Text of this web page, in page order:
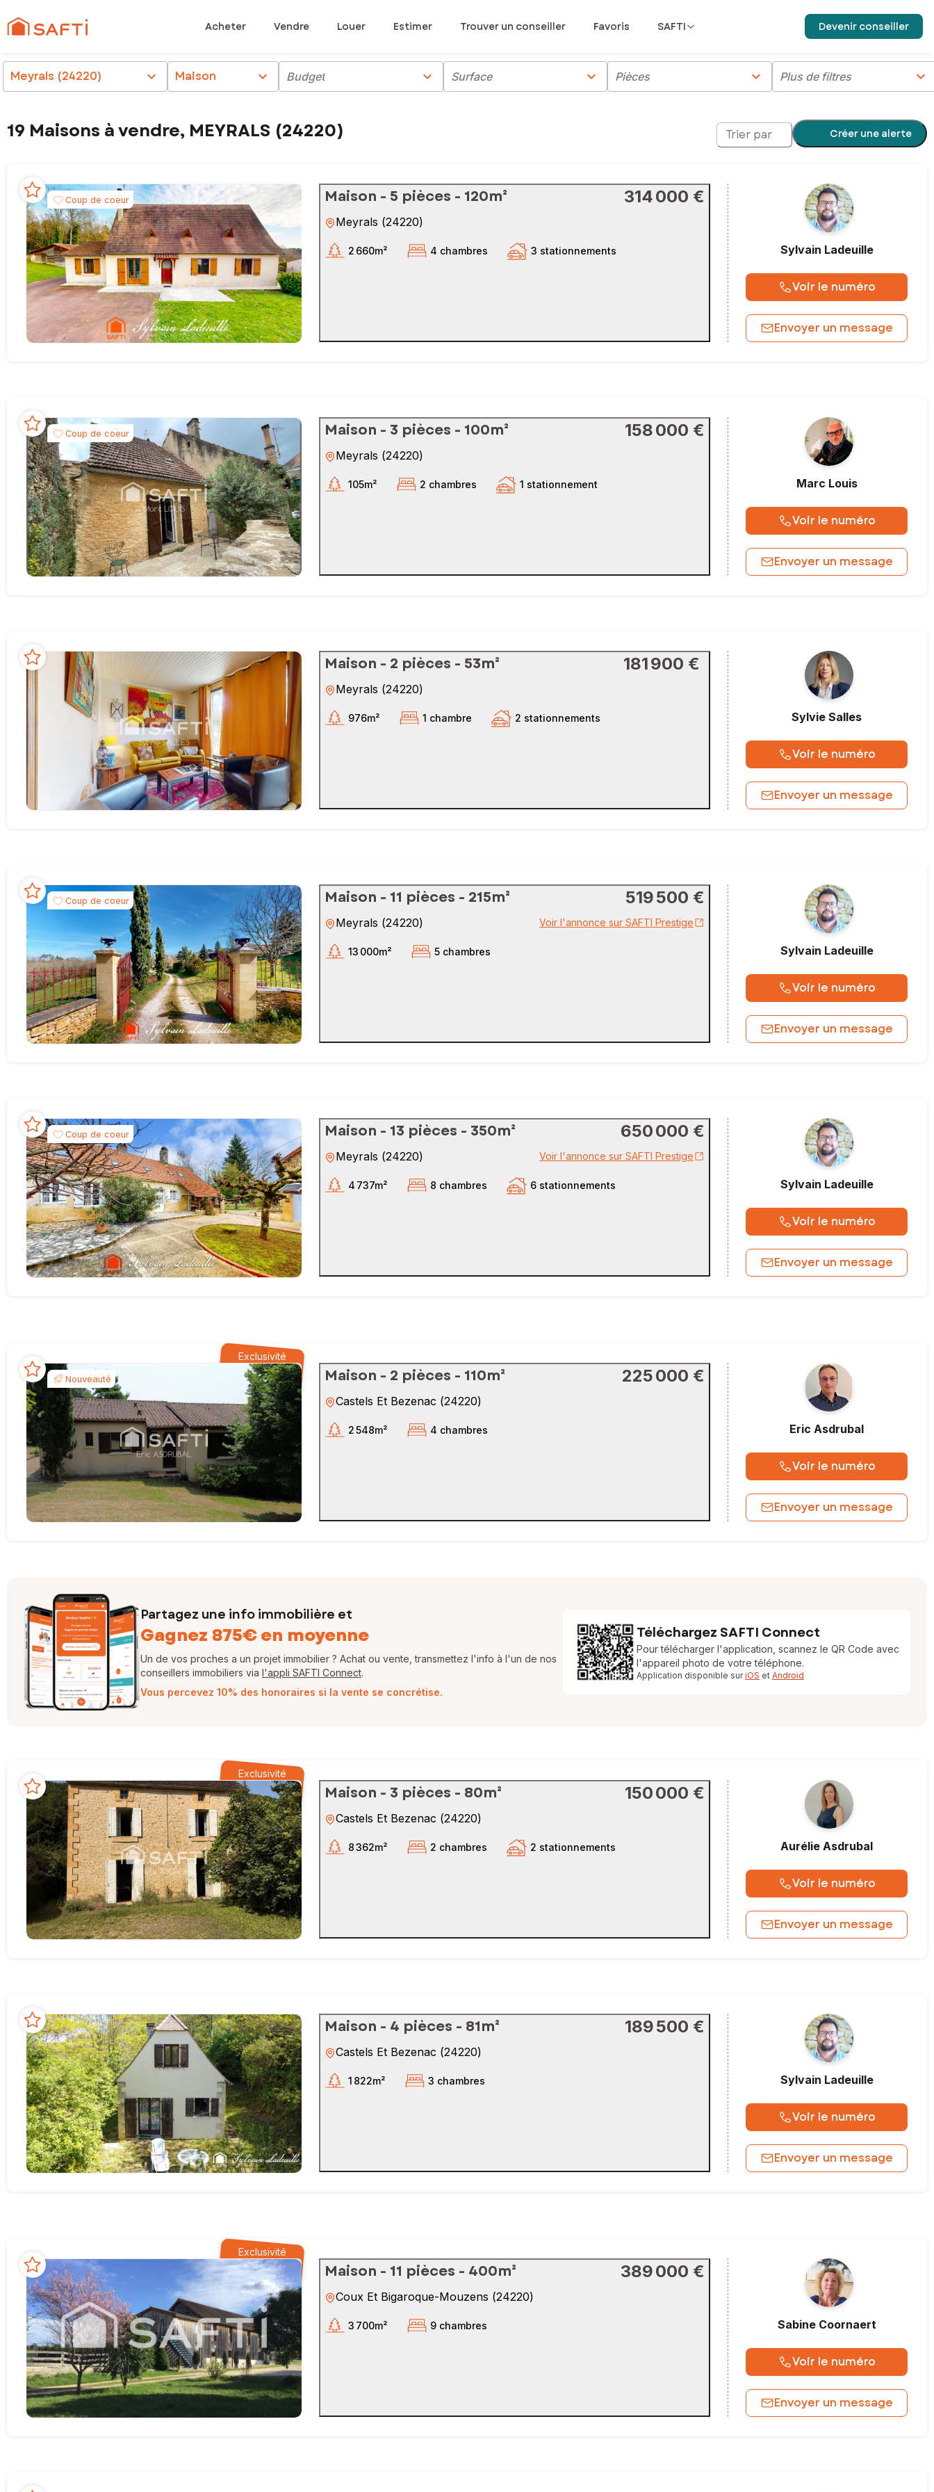
Acheter Vendre Louer Estimer Trouver un conseiller Favoris SAFTI Devenir conseiller
Meyrals (24220) chevron_right Maison chevron_right Budget chevron_right Surface chevron_right Pièces chevron_right Plus de filtres chevron_right
19 Maisons à vendre, MEYRALS (24220) Trier par Créer une alerte
Coup de coeur Maison - 5 pièces - 120m² 314 000 €
Meyrals (24220)
2 660m² 4 chambres 3 stationnements Sylvain Ladeuille
Voir le numéro
Envoyer un message
Coup de coeur Maison - 3 pièces - 100m² 158 000 €
Meyrals (24220)
105m² 2 chambres 1 stationnement Marc Louis
Voir le numéro
Envoyer un message
Maison - 2 pièces - 53m² 181 900 €
Meyrals (24220)
976m² 1 chambre 2 stationnements Sylvie Salles
Voir le numéro
Envoyer un message
Coup de coeur Maison - 11 pièces - 215m² 519 500 €
Meyrals (24220) Voir l'annonce sur SAFTI Prestige
13 000m² 5 chambres Sylvain Ladeuille
Voir le numéro
Envoyer un message
Coup de coeur Maison - 13 pièces - 350m² 650 000 €
Meyrals (24220) Voir l'annonce sur SAFTI Prestige
4 737m² 8 chambres 6 stationnements Sylvain Ladeuille
Voir le numéro
Envoyer un message
Exclusivité
Nouveauté Maison - 2 pièces - 110m² 225 000 €
Castels Et Bezenac (24220)
2 548m² 4 chambres Eric Asdrubal
Voir le numéro
Envoyer un message
Partagez une info immobilière et
Gagnez 875€ en moyenne
Un de vos proches a un projet immobilier ? Achat ou vente, transmettez l'info à l'un de nos
conseillers immobiliers via l'appli SAFTI Connect.
Vous percevez 10% des honoraires si la vente se concrétise.
Téléchargez SAFTI Connect
Pour télécharger l'application, scannez le QR Code avec
l'appareil photo de votre téléphone.
Application disponible suriOS et Android
Exclusivité
Maison - 3 pièces - 80m² 150 000 €
Castels Et Bezenac (24220)
8 362m² 2 chambres 2 stationnements Aurélie Asdrubal
Voir le numéro
Envoyer un message
Maison - 4 pièces - 81m² 189 500 €
Castels Et Bezenac (24220)
1 822m² 3 chambres Sylvain Ladeuille
Voir le numéro
Envoyer un message
Exclusivité
Maison - 11 pièces - 400m² 389 000 €
Coux Et Bigaroque-Mouzens (24220)
3 700m² 9 chambres Sabine Coornaert
Voir le numéro
Envoyer un message